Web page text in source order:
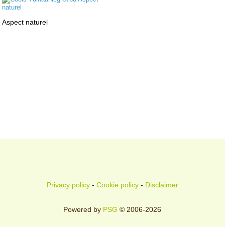
Aspect naturel
Privacy policy- Cookie policy- Disclaimer
Powered by PSG © 2006-2026